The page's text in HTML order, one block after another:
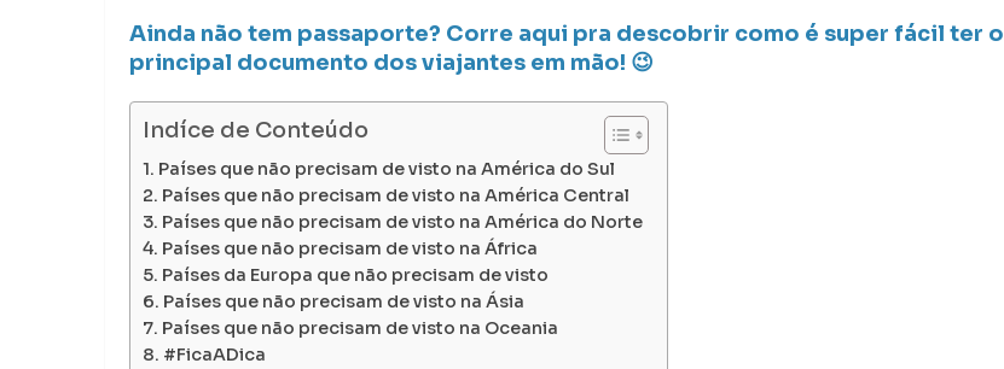
Ainda não tem passaporte? Corre aqui pra descobrir como é super fácil ter o
principal documento dos viajantes em mão! 😉
Indíce de Conteúdo
Países que não precisam de visto na América do Sul
Países que não precisam de visto na América Central
Países que não precisam de visto na América do Norte
Países que não precisam de visto na África
Países da Europa que não precisam de visto
Países que não precisam de visto na Ásia
Países que não precisam de visto na Oceania
#FicaADica